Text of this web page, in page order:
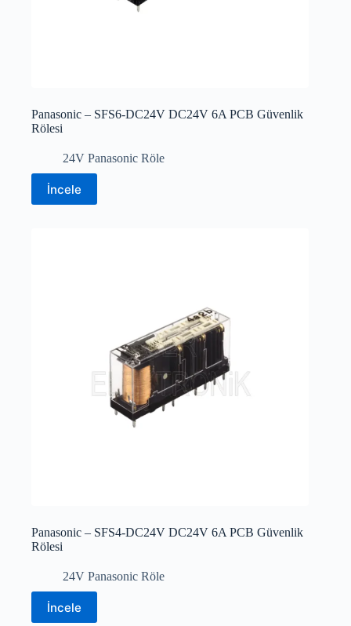
Panasonic – SFS6-DC24V DC24V 6A PCB Güvenlik
Rölesi
24V Panasonic Röle
İncele
Panasonic – SFS4-DC24V DC24V 6A PCB Güvenlik
Rölesi
24V Panasonic Röle
İncele